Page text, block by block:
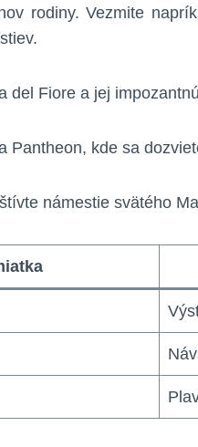
rodiny. Vezmite
del Fiore a jej
kde sa
námestie svätého